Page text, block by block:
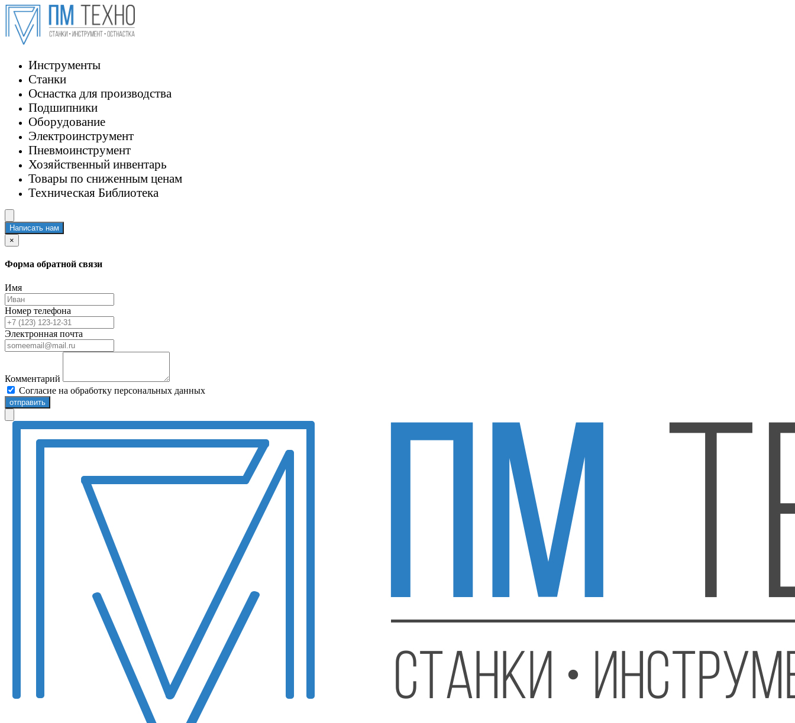
Инструменты
Станки
Оснастка для производства
Подшипники
Оборудование
Электроинструмент
Пневмоинструмент
Хозяйственный инвентарь
Товары по сниженным ценам
Техническая Библиотека
Написать нам
×
Форма обратной связи
Имя
Номер телефона
Электронная почта
Комментарий
Согласие на обработку персональных данных
отправить